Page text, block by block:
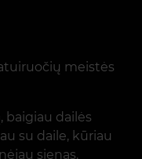
meistės
baigiau dailės
su daile, kūriau
sienas.